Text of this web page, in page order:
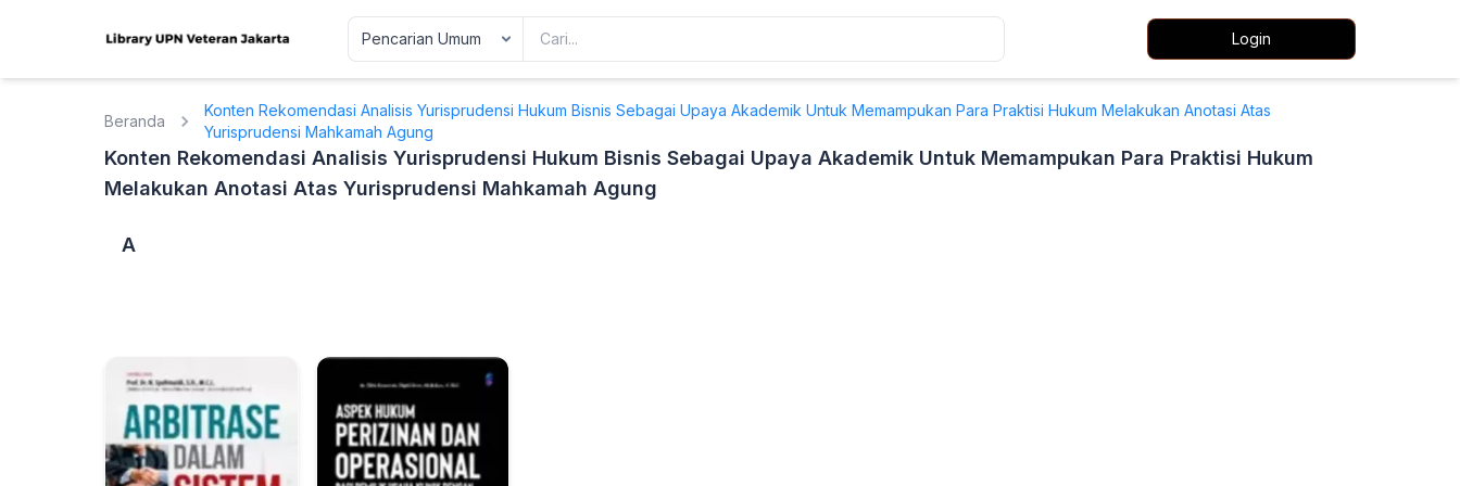
Login
Beranda
Konten Rekomendasi Analisis Yurisprudensi Hukum Bisnis Sebagai Upaya Akademik Untuk Memampukan Para Praktisi Hukum Melakukan Anotasi Atas
Yurisprudensi Mahkamah Agung
Konten Rekomendasi Analisis Yurisprudensi Hukum Bisnis Sebagai Upaya Akademik Untuk Memampukan Para Praktisi Hukum
Melakukan Anotasi Atas Yurisprudensi Mahkamah Agung
A